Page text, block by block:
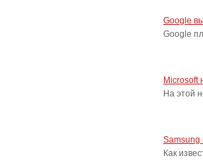
Google
Google
Microsoft
На этой
Samsung
Как